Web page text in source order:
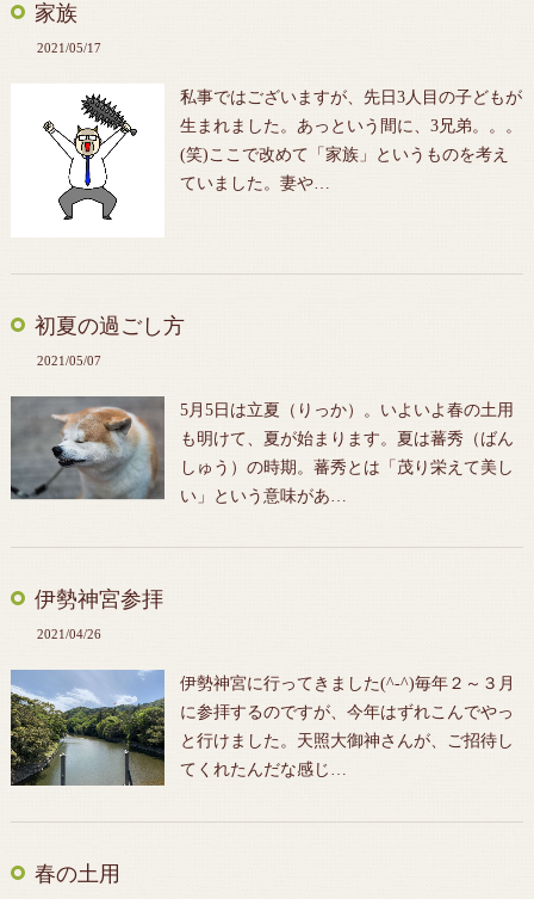
家族
2021/05/17
私事ではございますが、先日3人目の子どもが
生まれました。あっという間に、3兄弟。。。
(笑)ここで改めて「家族」というものを考え
ていました。妻や…
初夏の過ごし方
2021/05/07
5月5日は立夏（りっか）。いよいよ春の土用
も明けて、夏が始まります。夏は蕃秀（ばん
しゅう）の時期。蕃秀とは「茂り栄えて美し
い」という意味があ…
伊勢神宮参拝
2021/04/26
伊勢神宮に行ってきました(^-^)毎年２～３月
に参拝するのですが、今年はずれこんでやっ
と行けました。天照大御神さんが、ご招待し
てくれたんだな感じ…
春の土用